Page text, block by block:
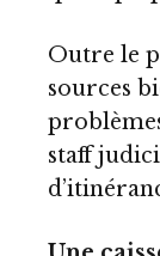
Outre le
sources
staff